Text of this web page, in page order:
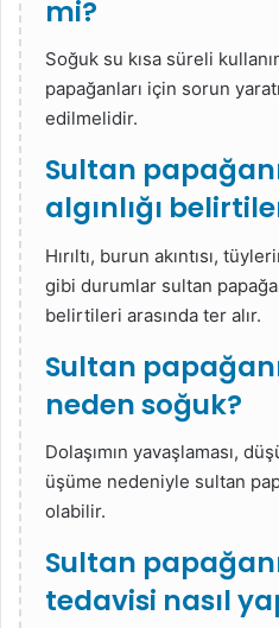
mi?
Soğuk su kısa süreli
papağanları için sorun
edilmelidir.
Sultan
algınlığı
Hırıltı, burun akıntısı,
gibi durumlar sultan
belirtileri arasında ter alır.
Sultan
neden soğuk?
Dolaşımın yavaşlaması,
üşüme nedeniyle sultan
olabilir.
Sultan
tedavisi nasıl